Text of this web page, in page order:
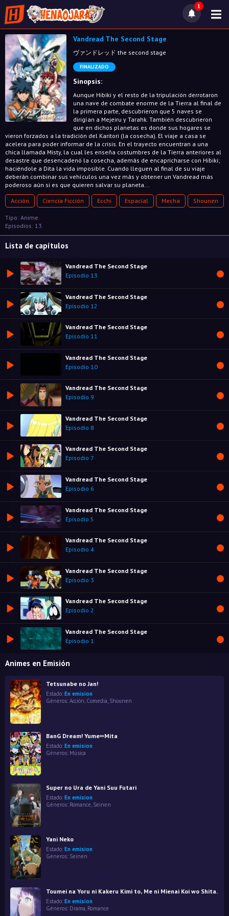
1
Vandread The Second Stage
ヴァンドレッド the second stage
FINALIZADO
Sinopsis:
Aunque Hibiki y el resto de la tripulación derrotaron
una nave de combate enorme de la Tierra al final de
la primera parte, descubrieron que 5 naves se
dirigían a Mejeiru y Tarahk. También descubrieron
que en dichos planetas es donde sus hogares se
vieron forzados a la tradición del Karitori (la cosecha). El viaje a casa se
acelera para poder informar de la crisis. En el trayecto encuentran a una
chica llamada Misty, la cual les enseña costumbres de la Tierra anteriores al
desastre que desencadenó la cosecha, además de encapricharse con Hibiki;
haciéndole a Dita la vida imposible. Cuando lleguen al final de su viaje
deberán combinar sus vehículos una vez más y obtener un Vandread más
poderoso aún si es que quieren salvar su planeta...
Acción Ciencia Ficción Ecchi Espacial Mecha Shounen
Tipo: Anime
Episodios: 13
Lista de capítulos
Vandread The Second Stage
Episodio 13
Vandread The Second Stage
Episodio 12
Vandread The Second Stage
Episodio 11
Vandread The Second Stage
Episodio 10
Vandread The Second Stage
Episodio 9
Vandread The Second Stage
Episodio 8
Vandread The Second Stage
Episodio 7
Vandread The Second Stage
Episodio 6
Vandread The Second Stage
Episodio 5
Vandread The Second Stage
Episodio 4
Vandread The Second Stage
Episodio 3
Vandread The Second Stage
Episodio 2
Vandread The Second Stage
Episodio 1
Animes en Emisión
Tetsunabe no Jan!
Estado: En emision
Géneros: Acción, Comedia, Shounen
BanG Dream! Yume∞Mita
Estado: En emision
Géneros: Música
Super no Ura de Yani Suu Futari
Estado: En emision
Géneros: Romance, Seinen
Yani Neko
Estado: En emision
Géneros: Seinen
Toumei na Yoru ni Kakeru Kimi to, Me ni Mienai Koi wo Shita.
Estado: En emision
Géneros: Drama Romance